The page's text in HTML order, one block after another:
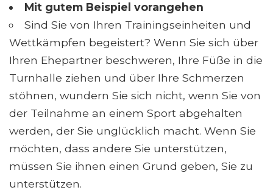
Mit gutem Beispiel vorangehen
Sind Sie von Ihren Trainingseinheiten und
Wettkämpfen begeistert? Wenn Sie sich über
Ihren Ehepartner beschweren, Ihre Füße in die
Turnhalle ziehen und über Ihre Schmerzen
stöhnen, wundern Sie sich nicht, wenn Sie von
der Teilnahme an einem Sport abgehalten
werden, der Sie unglücklich macht. Wenn Sie
möchten, dass andere Sie unterstützen,
müssen Sie ihnen einen Grund geben, Sie zu
unterstützen.